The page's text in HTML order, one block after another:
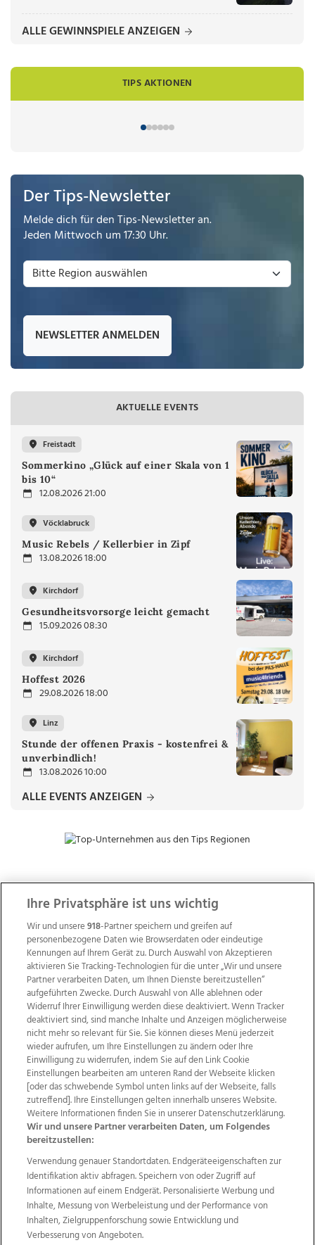
ALLE GEWINNSPIELE ANZEIGEN
TIPS AKTIONEN
Der Tips-Newsletter
Melde dich für den Tips-Newsletter an.
Jeden Mittwoch um 17:30 Uhr.
NEWSLETTER ANMELDEN
AKTUELLE EVENTS
Freistadt
Sommerkino „Glück auf einer Skala von 1
bis 10“
12.08.2026 21:00
Vöcklabruck
Music Rebels / Kellerbier in Zipf
13.08.2026 18:00
Kirchdorf
Gesundheitsvorsorge leicht gemacht
15.09.2026 08:30
Kirchdorf
Hoffest 2026
29.08.2026 18:00
Linz
Stunde der offenen Praxis - kostenfrei &
unverbindlich!
13.08.2026 10:00
ALLE EVENTS ANZEIGEN
ZUR NACHRICHTENÜBERSICHT
Wir über uns Mediadaten Kontakt
Jobs
Datenschutz
Impressum
AGB Anzeigekunden
AGB Website
Ehrenkodex Politische Werbung
Weitere Angebote des Medienhauses Wimmer
TV1 di-mog-i.at OÖNow
Ischler Woche
Life Radio
OÖNachrichten
OÖN Immobilien
OÖN Karriere
OÖN Reise
Promenaden Galerien
Regionaljobs
wasistlos.at
Ihre Privatsphäre ist uns wichtig
Wir und unsere918-Partner speichern und greifen auf
personenbezogene Daten wie Browserdaten oder eindeutige
Kennungen auf Ihrem Gerät zu. Durch Auswahl von Akzeptieren
aktivieren Sie Tracking-Technologien für die unter „Wir und unsere
Partner verarbeiten Daten, um Ihnen Dienste bereitzustellen“
aufgeführten Zwecke. Durch Auswahl von Alle ablehnen oder
Widerruf Ihrer Einwilligung werden diese deaktiviert. Wenn Tracker
deaktiviert sind, sind manche Inhalte und Anzeigen möglicherweise
nicht mehr so relevant für Sie. Sie können dieses Menü jederzeit
wieder aufrufen, um Ihre Einstellungen zu ändern oder Ihre
Einwilligung zu widerrufen, indem Sie auf den Link Cookie
Einstellungen bearbeiten am unteren Rand der Webseite klicken
[oder das schwebende Symbol unten links auf der Webseite, falls
zutreffend]. Ihre Einstellungen gelten innerhalb unseres Website.
Weitere Informationen finden Sie in unserer Datenschutzerklärung.
Wir und unsere Partner verarbeiten Daten, um Folgendes
bereitzustellen:
Verwendung genauer Standortdaten. Endgeräteeigenschaften zur
Identifikation aktiv abfragen. Speichern von oder Zugriff auf
Informationen auf einem Endgerät. Personalisierte Werbung und
Inhalte, Messung von Werbeleistung und der Performance von
Inhalten, Zielgruppenforschung sowie Entwicklung und
Verbesserung von Angeboten.